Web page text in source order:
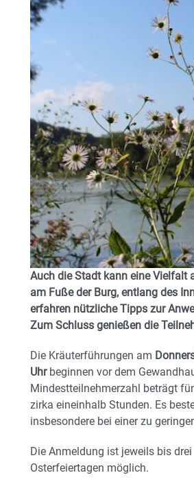
Auch die Stadt kann eine Vielfalt
am Fuße der Burg, entlang des
erfahren nützliche Tipps zur
Zum Schluss genießen die
Die Kräuterführungen am
Uhrbeginnen vor dem
Mindestteilnehmerzahl beträgt
zirka eineinhalb Stunden. Es
insbesondere bei einer zu
Die Anmeldung ist jeweils bis
Osterfeiertagen möglich.